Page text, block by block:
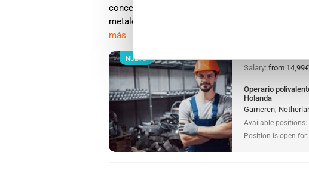
concentrados metálicos. Mediante tecnologías
metales como aluminio, cobre, latón y acero
más
Salary: from
Operario
Holanda
Gameren,
Available positions:
Position is open for:
NUEVO